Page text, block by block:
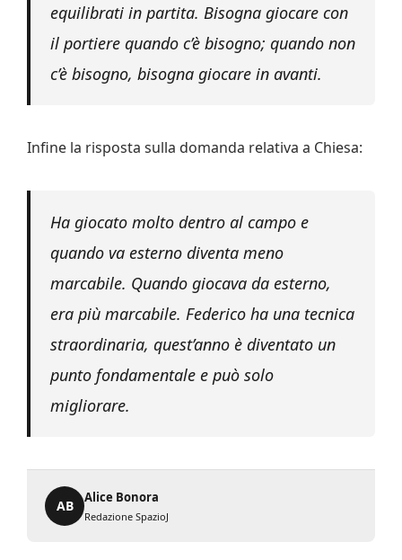
equilibrati in partita. Bisogna giocare con
il portiere quando c’è bisogno; quando non
c’è bisogno, bisogna giocare in avanti.
Infine la risposta sulla domanda relativa a Chiesa:
Ha giocato molto dentro al campo e
quando va esterno diventa meno
marcabile. Quando giocava da esterno,
era più marcabile. Federico ha una tecnica
straordinaria, quest’anno è diventato un
punto fondamentale e può solo
migliorare.
AB
Alice Bonora
Redazione SpazioJ